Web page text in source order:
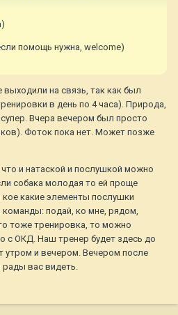
помощь нужна, welcome)
на связь, так как был
в день по 4 часа). Природа,
Вчера вечером был просто
Фоток пока нет. Может позже
и натаской и послушкой можно
собака молодая то ей проще
какие элементы послушки
подай, ко мне, рядом,
тоже тренировка, то можно
с ОКД. Наш тренер будет здесь до
утром и вечером. Вечером после
рады вас видеть.